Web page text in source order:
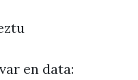
en data: